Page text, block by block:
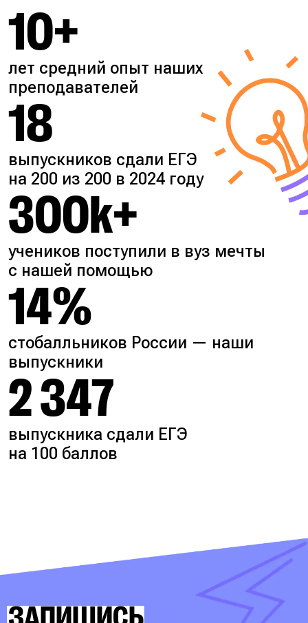
10+
лет средний опыт наших
преподавателей
18
выпускников сдали ЕГЭ
на 200 из 200 в 2024 году
300k+
учеников поступили в вуз мечты
с нашей помощью
14%
стобалльников России — наши
выпускники
2 347
выпускника сдали ЕГЭ
на 100 баллов